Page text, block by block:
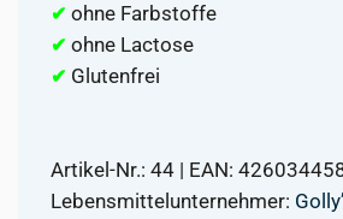
✔ ohne Farbstoffe
✔ ohne Lactose
✔ Glutenfrei
Artikel-Nr.: 44 | EAN:
Lebensmittelunternehmer: